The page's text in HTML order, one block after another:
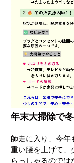
年末大掃除で
師走に入り、今年
重い腰を上げて、
らっしゃるので